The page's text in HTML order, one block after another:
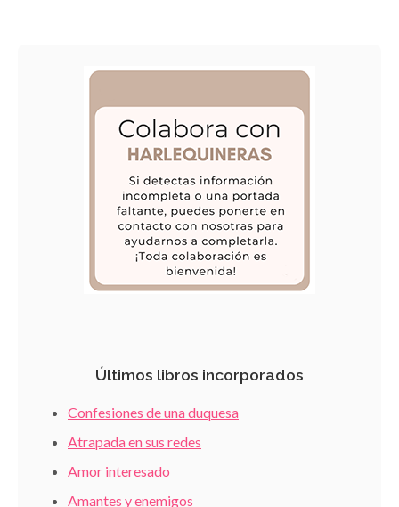
Últimos libros incorporados
Confesiones de una duquesa
Atrapada en sus redes
Amor interesado
Amantes y enemigos